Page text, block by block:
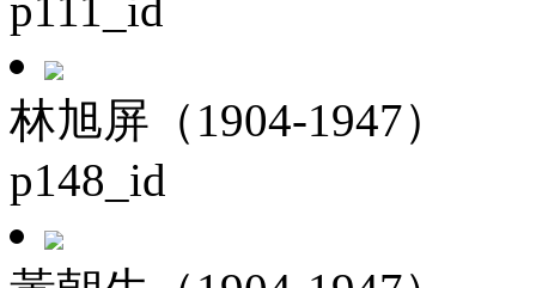
林旭屏（1904-1947）
p148_id